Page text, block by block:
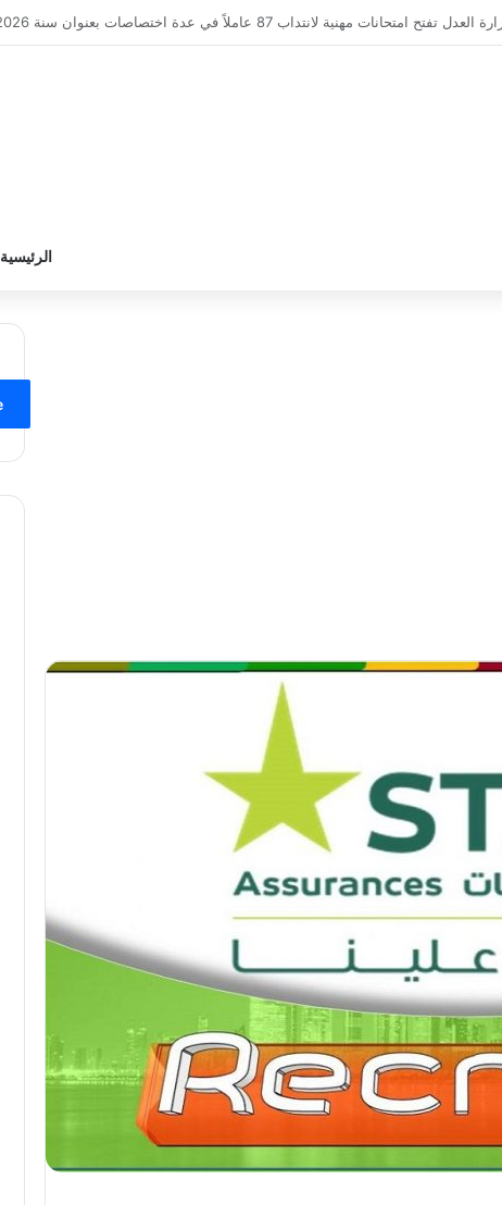
وزارة التربية تعلن عن نتائج القبول الأولي لمناظرة انتداب أساتذة التعليم
الرئيسية